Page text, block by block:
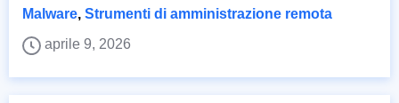
Malware, Strumenti di amministrazione remota
aprile 9, 2026